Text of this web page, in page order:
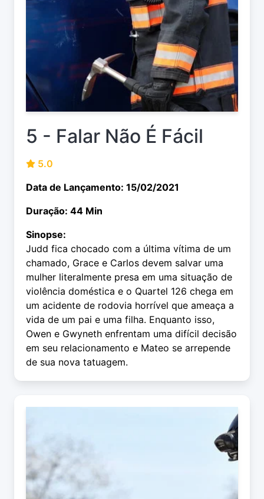
5 - Falar Não É Fácil
5.0
Data de Lançamento: 15/02/2021
Duração: 44 Min
Sinopse:
Judd fica chocado com a última vítima de um
chamado, Grace e Carlos devem salvar uma
mulher literalmente presa em uma situação de
violência doméstica e o Quartel 126 chega em
um acidente de rodovia horrível que ameaça a
vida de um pai e uma filha. Enquanto isso,
Owen e Gwyneth enfrentam uma difícil decisão
em seu relacionamento e Mateo se arrepende
de sua nova tatuagem.